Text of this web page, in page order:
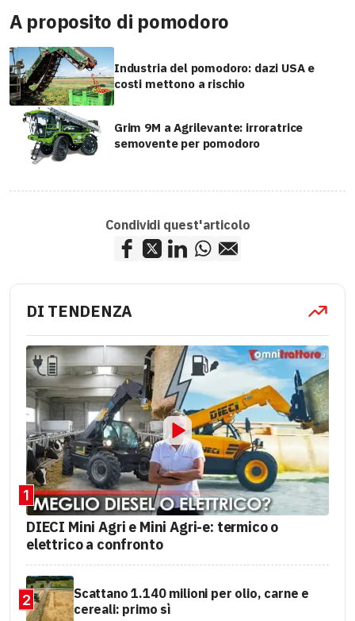
A proposito di pomodoro
Industria del pomodoro: dazi USA e
costi mettono a rischio
Grim 9M a Agrilevante: irroratrice
semovente per pomodoro
Condividi quest'articolo
DI TENDENZA
1
DIECI Mini Agri e Mini Agri-e: termico o
elettrico a confronto
2
Scattano 1.140 milioni per olio, carne e
cereali: primo sì